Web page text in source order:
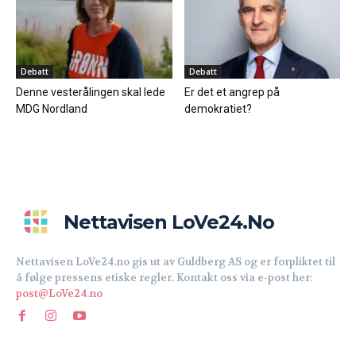
Debatt
Denne vesterålingen skal lede
MDG Nordland
Debatt
Er det et angrep på
demokratiet?
Nettavisen LoVe24.no
Nettavisen LoVe24.no gis ut av Guldberg AS og er forpliktet til
å følge pressens etiske regler. Kontakt oss via e-post her:
post@LoVe24.no